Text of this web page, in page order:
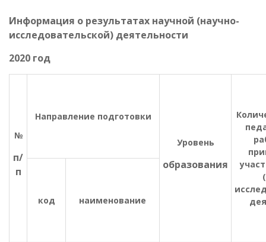
Информация о результатах научной (научно-
исследовательской) деятельности
2020 год
№
п/
п
Направление подготовки
Уровень
образования
код наименование